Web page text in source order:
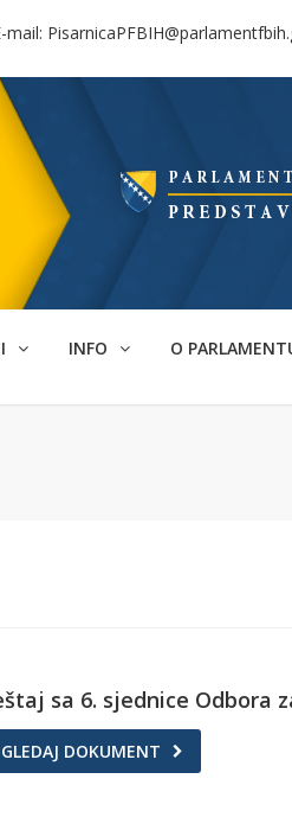
mail:
INFO O
sa 6. sjednice Odbora
DOKUMENT